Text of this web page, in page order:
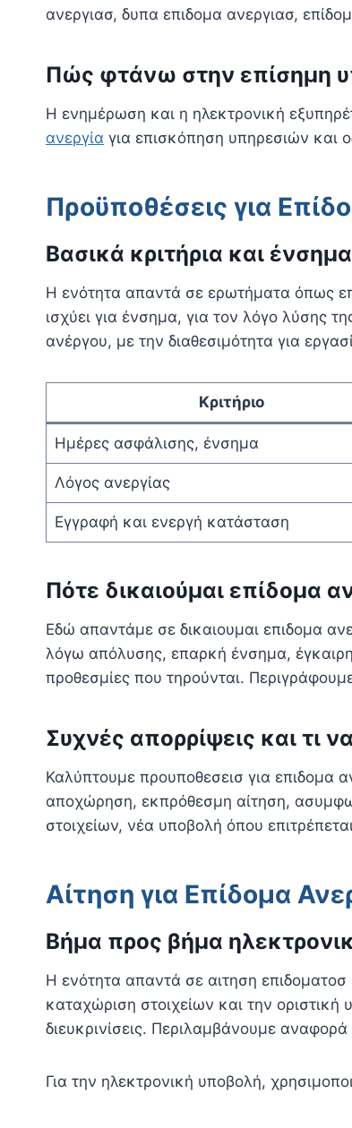
ανεργιασ, δυπα επιδομα ανεργιασ,
Πώς φτάνω στην επίσημη
Η ενημέρωση και η ηλεκτρονική
ανεργία για επισκόπηση υπηρεσιών και
Προϋποθέσεις για
Βασικά κριτήρια και ένσημα
Η ενότητα απαντά σε ερωτήματα όπως
ισχύει για ένσημα, για τον λόγο λύσης
ανέργου, με την διαθεσιμότητα για
Κριτήριο
Ημέρες ασφάλισης, ένσημα
Λόγος ανεργίας
Εγγραφή και ενεργή κατάσταση
Πότε δικαιούμαι επίδομα
Εδώ απαντάμε σε δικαιουμαι επιδομα
λόγω απόλυσης, επαρκή ένσημα, έγκαιρη
προθεσμίες που τηρούνται.
Συχνές απορρίψεις και τι
Καλύπτουμε προυποθεσεισ για επιδομα
αποχώρηση, εκπρόθεσμη αίτηση,
στοιχείων, νέα υποβολή όπου
Αίτηση για Επίδομα
Βήμα προς βήμα
Η ενότητα απαντά σε αιτηση
καταχώριση στοιχείων και την
διευκρινίσεις. Περιλαμβάνουμε
Για την ηλεκτρονική υποβολή,